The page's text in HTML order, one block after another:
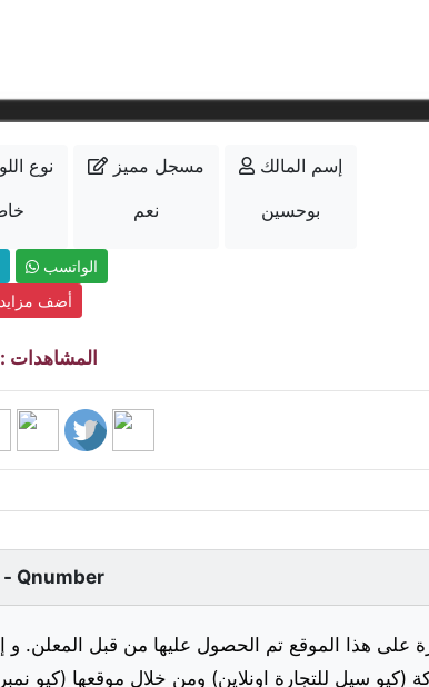
نوع
مسجل مميز
نعم
إسم المالك
بوحسين
الواتسب
أضف
المشاهدات
كيو نمبر - Qnumber
على هذا الموقع تم الحصول عليها من قبل المعلن.
(كيو سيل للتجارة اونلاين) ومن خلال موقعها (كيو